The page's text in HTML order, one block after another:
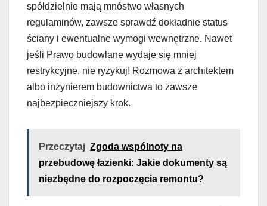
spółdzielnie mają mnóstwo własnych
regulaminów, zawsze sprawdź dokładnie status
ściany i ewentualne wymogi wewnętrzne. Nawet
jeśli Prawo budowlane wydaje się mniej
restrykcyjne, nie ryzykuj! Rozmowa z architektem
albo inżynierem budownictwa to zawsze
najbezpieczniejszy krok.
Przeczytaj Zgoda wspólnoty na
przebudowę łazienki: Jakie dokumenty są
niezbędne do rozpoczęcia remontu?